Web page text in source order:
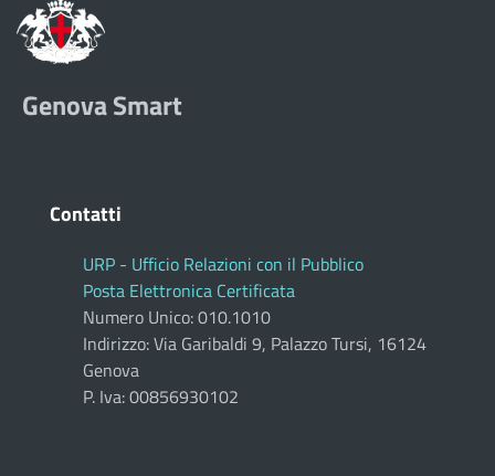
Genova Smart
Contatti
URP - Ufficio Relazioni con il Pubblico
Posta Elettronica Certificata
Numero Unico: 010.1010
Indirizzo: Via Garibaldi 9, Palazzo Tursi, 16124
Genova
P. Iva: 00856930102